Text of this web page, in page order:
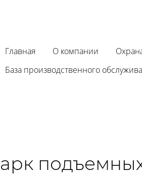
Главная О компании
База производственного
подъемных